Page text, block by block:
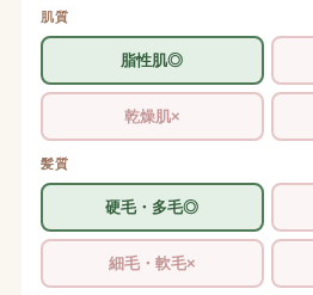
肌質
脂性肌◎
乾燥肌×
髪質
硬毛・多毛◎
細毛・軟毛×